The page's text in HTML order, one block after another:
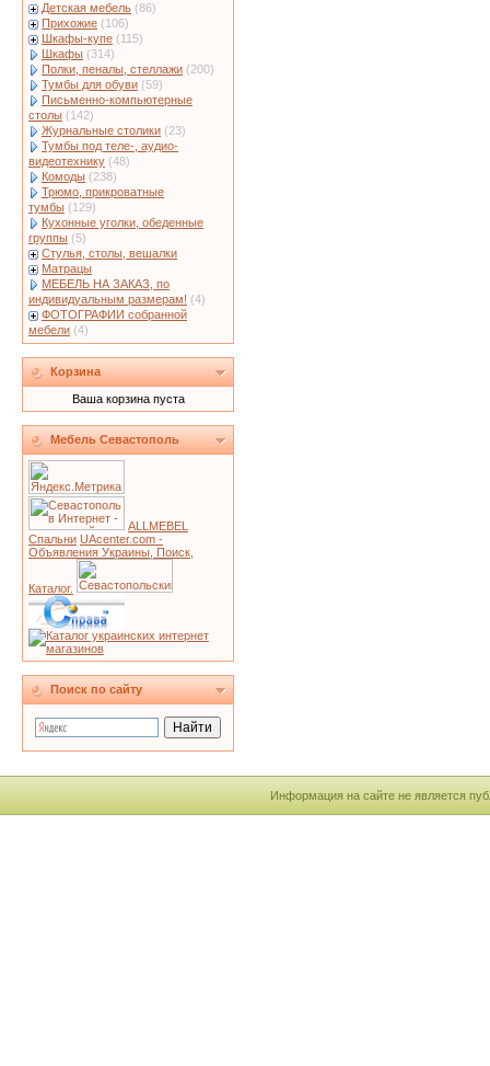
Детская мебель (86)
Прихожие (106)
Шкафы-купе (115)
Шкафы (314)
Полки, пеналы, стеллажи (200)
Тумбы для обуви (59)
Письменно-компьютерные
столы (142)
Журнальные столики (23)
Тумбы под теле-, аудио-
видеотехнику (48)
Комоды (238)
Трюмо, прикроватные
тумбы (129)
Кухонные уголки, обеденные
группы (5)
Стулья, столы, вешалки
Матрацы
МЕБЕЛЬ НА ЗАКАЗ, по
индивидуальным размерам! (4)
ФОТОГРАФИИ собранной
мебели (4)
Корзина
Ваша корзина пуста
Мебель Севастополь
ALLMEBEL
Спальни UAcenter.com -
Объявления Украины, Поиск,
Каталог.
Поиск по сайту
Информация на сайте не является